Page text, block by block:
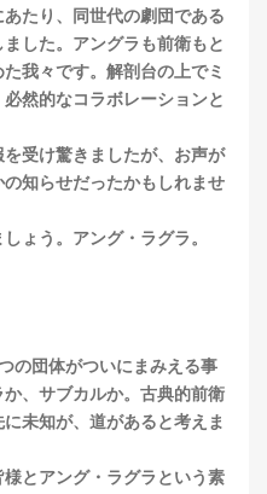
たり、同世代の劇団である
した。アングラも前衛もと
我々です。解剖台の上でミ
然的なコラボレーションと
受け驚きましたが、お声が
知らせだったかもしれませ
ょう。アング・ラグラ。
の団体がついにまみえる事
、サブカルか。古典的前衛
未知が、道があると考えま
とアング・ラグラという素